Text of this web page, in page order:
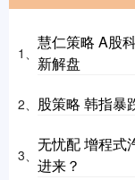
1、
慧仁策略 A股
新解盘
2、 股策略 韩指
3、
无忧配 增程式
进来？